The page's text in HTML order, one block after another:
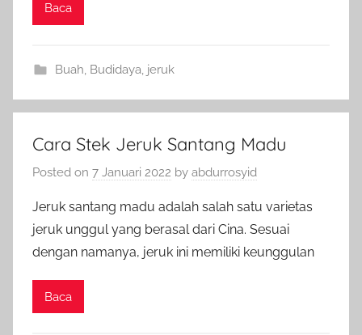
Baca
Buah Budidaya jeruk
Cara Stek Jeruk Santang Madu
Posted on 7 Januari 2022 by abdurrosyid
Jeruk santang madu adalah salah satu varietas
jeruk unggul yang berasal dari Cina. Sesuai
dengan namanya, jeruk ini memiliki keunggulan
Baca